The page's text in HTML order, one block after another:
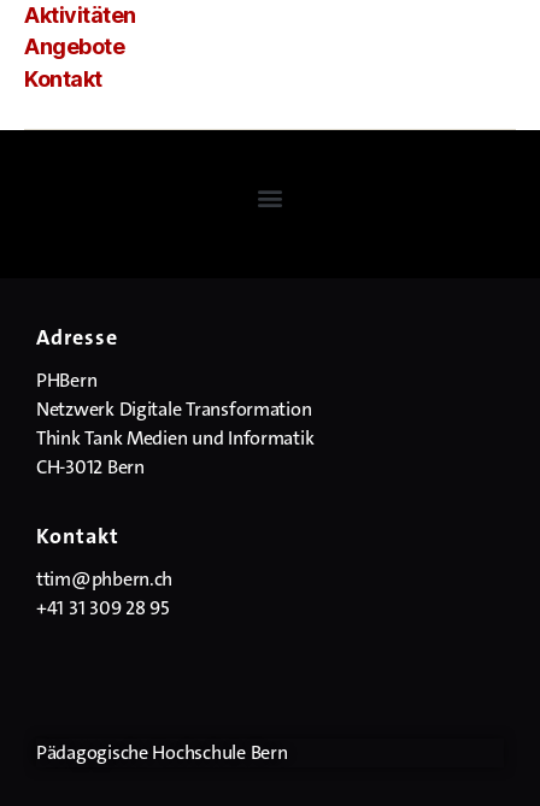
Aktivitäten
Angebote
Kontakt
Adresse
PHBern
Netzwerk Digitale Transformation
Think Tank Medien und Informatik
CH-3012 Bern
Kontakt
ttim@phbern.ch
+41 31 309 28 95
Pädagogische Hochschule Bern